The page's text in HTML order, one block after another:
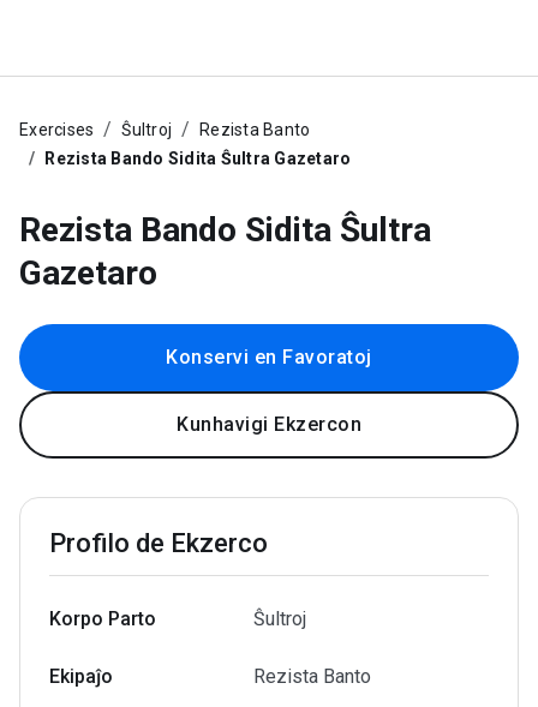
Exercises Ŝultroj
Rezista Banto
Rezista Bando Sidita Ŝultra Gazetaro
Rezista Bando Sidita Ŝultra
Gazetaro
Konservi en Favoratoj
Kunhavigi Ekzercon
Profilo de Ekzerco
Korpo Parto Ŝultroj
Ekipaĵo Rezista Banto